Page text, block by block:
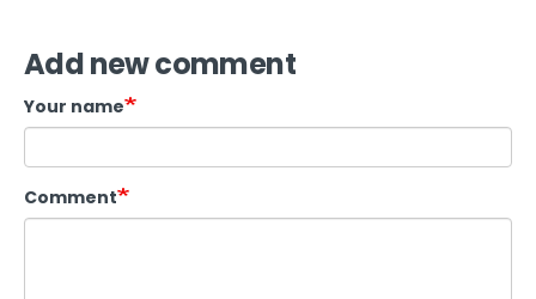
Add new comment
Your name
Comment